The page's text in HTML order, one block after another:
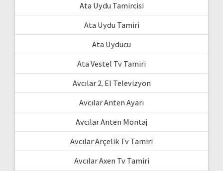
Ata Uydu Tamircisi
Ata Uydu Tamiri
Ata Uyducu
Ata Vestel Tv Tamiri
Avcılar 2. El Televizyon
Avcılar Anten Ayarı
Avcılar Anten Montaj
Avcılar Arçelik Tv Tamiri
Avcılar Axen Tv Tamiri